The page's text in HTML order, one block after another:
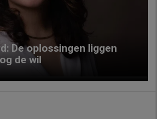
De oplossingen liggen
de wil